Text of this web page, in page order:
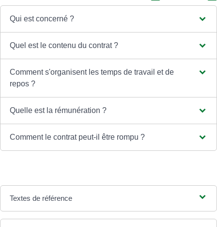
Qui est concerné ?
Quel est le contenu du contrat ?
Comment s'organisent les temps de travail et de
repos ?
Quelle est la rémunération ?
Comment le contrat peut-il être rompu ?
Textes de référence